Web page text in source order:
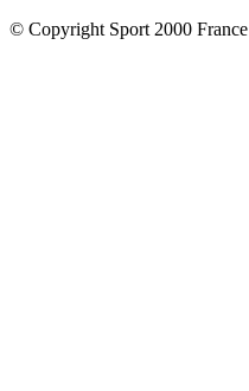
© Copyright Sport 2000 France